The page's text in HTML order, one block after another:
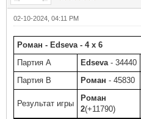
02-10-2024, 04:11 PM
Роман - Edseva - 4 x 6
Партия A
Edseva - 34440
Партия B
Роман - 45830
Результат игры
Роман
2(+11790)